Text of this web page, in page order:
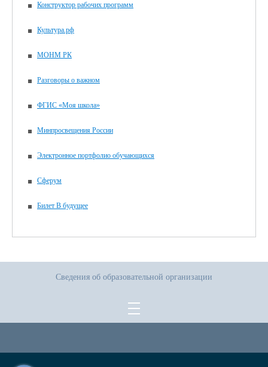
Конструктор рабочих программ
Культура.рф
МОНМ РК
Разговоры о важном
ФГИС «Моя школа»
Минпросвещения России
Электронное портфолио обучающихся
Сферум
Билет В будущее
Сведения об образовательной организации